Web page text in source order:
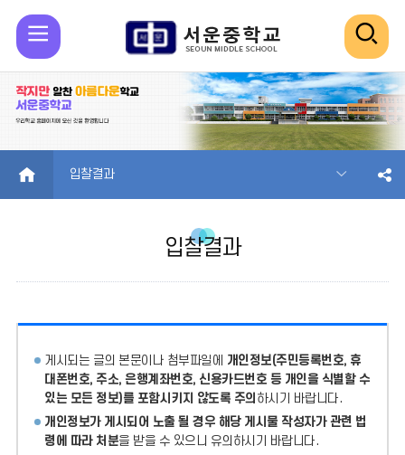
모
바
일
메
뉴
검
색
열
기
HOME 입찰결과
입찰결과
게시되는 글의 본문이나 첨부파일에 개인정보(주민등록번호, 휴
대폰번호, 주소, 은행계좌번호, 신용카드번호 등 개인을 식별할 수
있는 모든 정보)를 포함시키지 않도록 주의 하시기 바랍니다.
개인정보가 게시되어 노출 될 경우 해당 게시물 작성자가 관련 법
령에 따라 처분을 받을 수 있으니 유의하시기 바랍니다.